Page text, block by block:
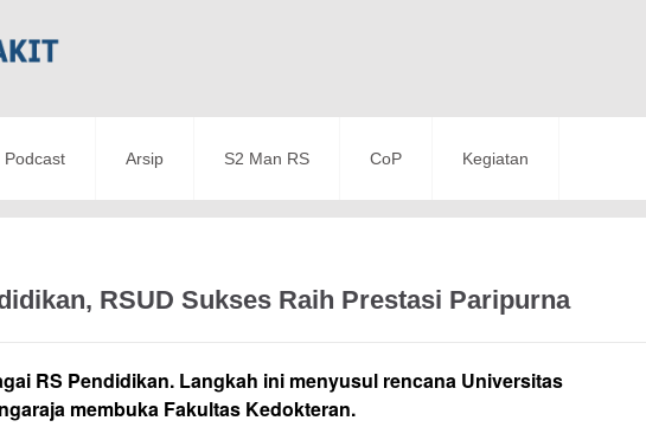
Podcast Arsip S2 Man RS CoP Kegiatan
RSUD Sukses Raih Prestasi Paripurna
RS Pendidikan. Langkah ini menyusul rencana Universitas
membuka Fakultas Kedokteran.